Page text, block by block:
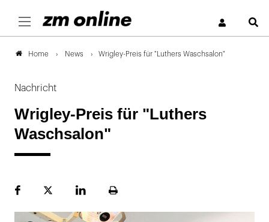
Home News Wrigley-Preis für "Luthers Waschsalon"
Nachricht
Wrigley-Preis für "Luthers
Waschsalon"
FacebookPlattformLinekdInSeite